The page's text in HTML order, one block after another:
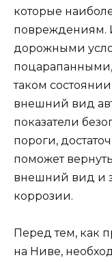
которые
повреждениям.
дорожными
таком
внешний вид
показатели
пороги,
поможет
внешний вид и
коррозии.
Перед тем, как
на Ниве,